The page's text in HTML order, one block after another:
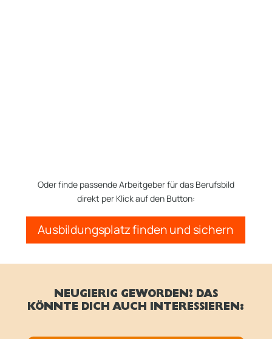
Oder finde passende Arbeitgeber für das Berufsbild
direkt per Klick auf den Button:
Ausbildungsplatz finden und sichern
NEUGIERIG GEWORDEN? DAS
KÖNNTE DICH AUCH INTERESSIEREN: